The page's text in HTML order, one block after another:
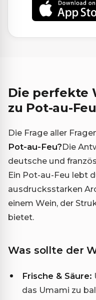
Die perfekte
zu Pot-au-Feu
Die Frage aller
Pot-au-Feu?Die
deutsche und
Ein Pot-au-Feu lebt
ausdrucksstarken
einem Wein, der
bietet.
Was sollte der
Frische & Säure:
das Umami zu